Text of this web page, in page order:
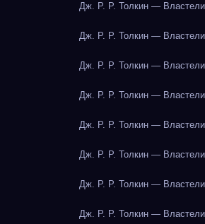
Дж. Р. Р. Толкин —
Дж. Р. Р. Толкин —
Дж. Р. Р. Толкин —
Дж. Р. Р. Толкин —
Дж. Р. Р. Толкин —
Дж. Р. Р. Толкин —
Дж. Р. Р. Толкин —
Дж. Р. Р. Толкин —